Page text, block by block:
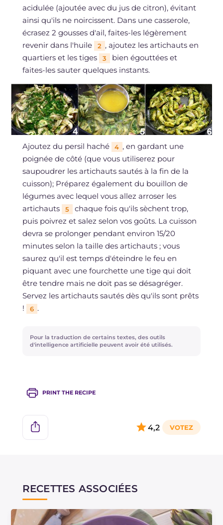
acidulée (ajoutée avec du jus de citron), évitant
ainsi qu'ils ne noircissent. Dans une casserole,
écrasez 2 gousses d'ail, faites-les légèrement
revenir dans l'huile
2 , ajoutez les artichauts en
quartiers et les tiges
3
bien égouttées et
faites-les sauter quelques instants.
Ajoutez du persil haché 4 , en gardant une
poignée de côté (que vous utiliserez pour
saupoudrer les artichauts sautés à la fin de la
cuisson); Préparez également du bouillon de
légumes avec lequel vous allez arroser les
artichauts
5
chaque fois qu'ils sèchent trop,
puis poivrez et salez selon vos goûts. La cuisson
devra se prolonger pendant environ 15/20
minutes selon la taille des artichauts ; vous
saurez qu'il est temps d'éteindre le feu en
piquant avec une fourchette une tige qui doit
être tendre mais ne doit pas se désagréger.
Servez les artichauts sautés dès qu'ils sont prêts
!
6 .
Pour la traduction de certains textes, des outils
d'intelligence artificielle peuvent avoir été utilisés.
PRINT THE RECIPE
4,2
RECETTES ASSOCIÉES